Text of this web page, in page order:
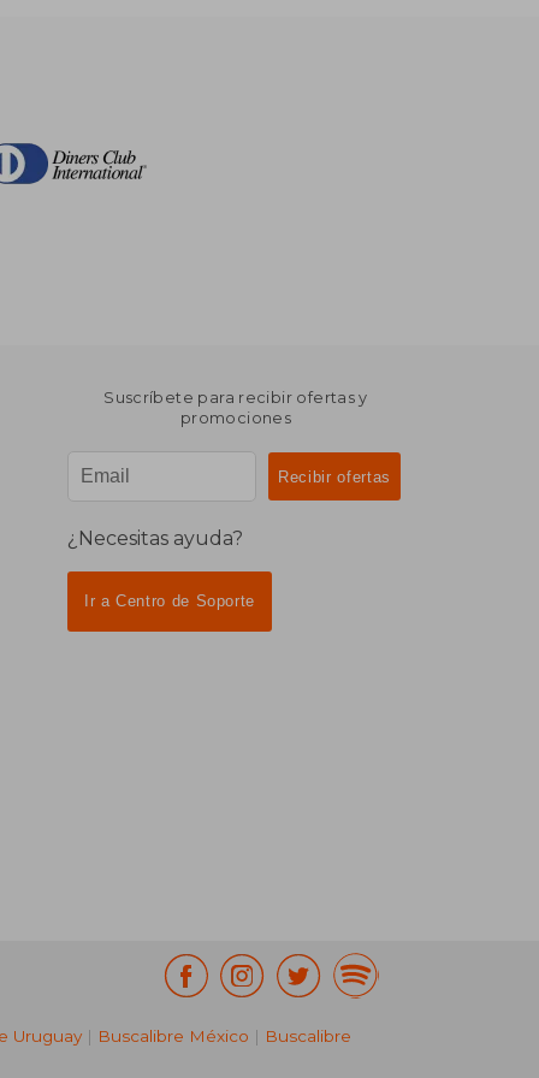
Suscríbete para recibir ofertas y
promociones
¿Necesitas ayuda?
Ir a Centro de Soporte
Uruguay | Buscalibre México | Buscalibre